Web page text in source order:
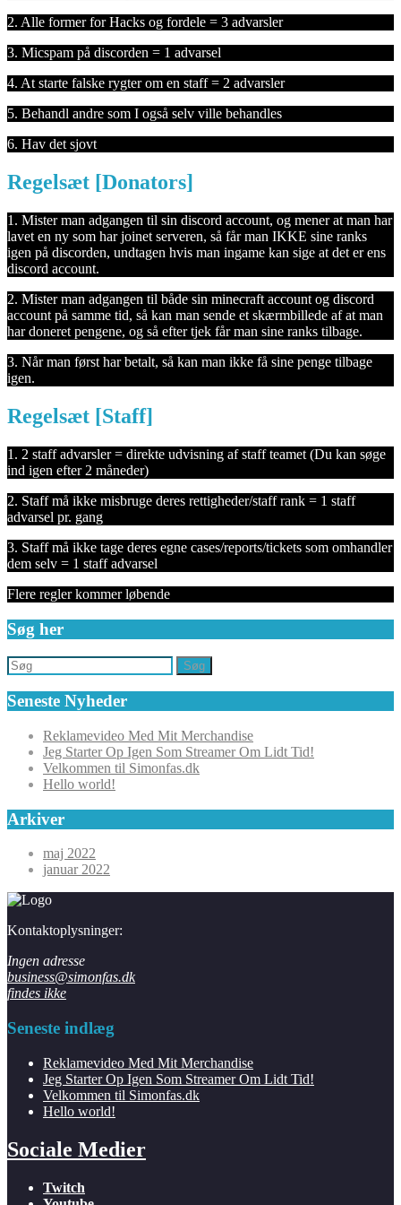
2. Alle former for Hacks og fordele = 3 advarsler
3. Micspam på discorden = 1 advarsel
4. At starte falske rygter om en staff = 2 advarsler
5. Behandl andre som I også selv ville behandles
6. Hav det sjovt
Regelsæt [Donators]
1. Mister man adgangen til sin discord account, og mener at man har
lavet en ny som har joinet serveren, så får man IKKE sine ranks
igen på discorden, undtagen hvis man ingame kan sige at det er ens
discord account.
2. Mister man adgangen til både sin minecraft account og discord
account på samme tid, så kan man sende et skærmbillede af at man
har doneret pengene, og så efter tjek får man sine ranks tilbage.
3. Når man først har betalt, så kan man ikke få sine penge tilbage
igen.
Regelsæt [Staff]
1. 2 staff advarsler = direkte udvisning af staff teamet (Du kan søge
ind igen efter 2 måneder)
2. Staff må ikke misbruge deres rettigheder/staff rank = 1 staff
advarsel pr. gang
3. Staff må ikke tage deres egne cases/reports/tickets som omhandler
dem selv = 1 staff advarsel
Flere regler kommer løbende
Søg her
Søg
Seneste Nyheder
Reklamevideo Med Mit Merchandise
Jeg Starter Op Igen Som Streamer Om Lidt Tid!
Velkommen til Simonfas.dk
Hello world!
Arkiver
maj 2022
januar 2022
Kontaktoplysninger:
Ingen adresse
business@simonfas.dk
findes ikke
Seneste indlæg
Reklamevideo Med Mit Merchandise
Jeg Starter Op Igen Som Streamer Om Lidt Tid!
Velkommen til Simonfas.dk
Hello world!
Sociale Medier
Twitch